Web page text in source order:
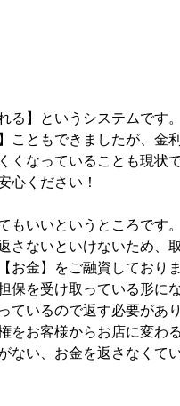
】というシステムです。
こともできましたが、金
なっていることも現状で
心ください！
いいというところです。
さないといけないため、
お金】をご融資しており
を受け取っている形に
いるので返す必要があり
をお客様からお店に変わ
い、お金を返さなくて